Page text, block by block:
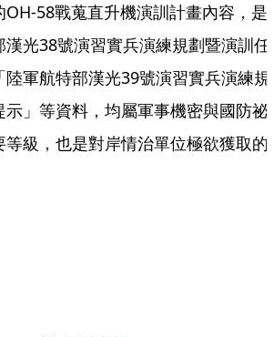
OH-58戰蒐直升機演訓計畫內容，是
漢光38號演習實兵演練規劃暨演訓任
軍航特部漢光39號演習實兵演練規
示」等資料，均屬軍事機密與國防祕
等級，也是對岸情治單位極欲獲取的